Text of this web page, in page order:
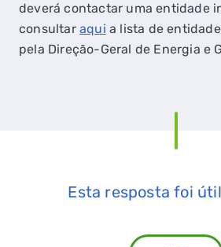
deverá contactar uma entidade
consultar aqui a lista de
pela Direção-Geral de Energia e
Esta resposta foi